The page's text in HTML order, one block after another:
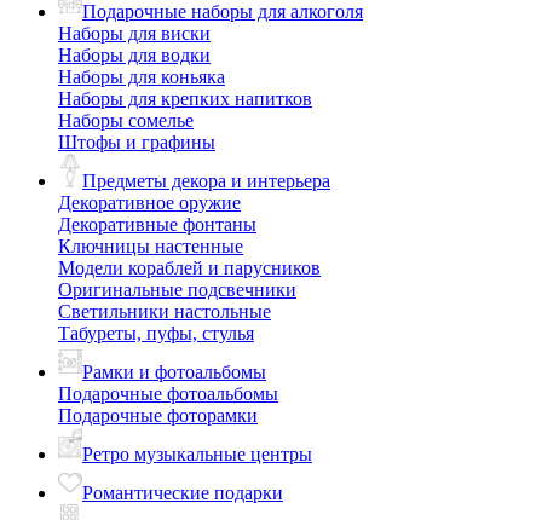
Подарочные наборы для алкоголя
Наборы для виски
Наборы для водки
Наборы для коньяка
Наборы для крепких напитков
Наборы сомелье
Штофы и графины
Предметы декора и интерьера
Декоративное оружие
Декоративные фонтаны
Ключницы настенные
Модели кораблей и парусников
Оригинальные подсвечники
Светильники настольные
Табуреты, пуфы, стулья
Рамки и фотоальбомы
Подарочные фотоальбомы
Подарочные фоторамки
Ретро музыкальные центры
Романтические подарки